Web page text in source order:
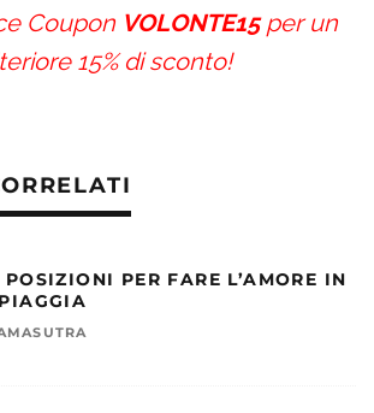
Coupon VOLONTE15per un
15% di sconto!
PER FARE L’AMORE IN